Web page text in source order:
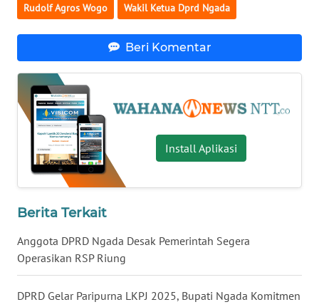
Rudolf Agros Wogo Wakil Ketua Dprd Ngada
Beri Komentar
Install Aplikasi
Berita Terkait
Anggota DPRD Ngada Desak Pemerintah Segera
Operasikan RSP Riung
DPRD Gelar Paripurna LKPJ 2025, Bupati Ngada Komitmen
WN
NUSANTARA
WN
JOGJA
WN
WN
BALI
WN